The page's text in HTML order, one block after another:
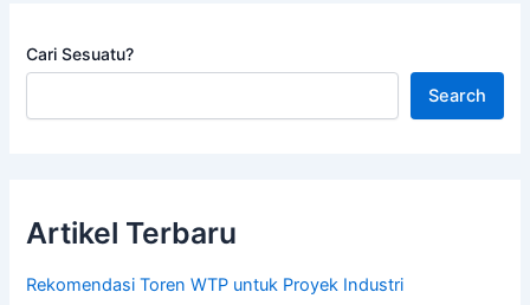
Cari Sesuatu?
Search
Artikel Terbaru
Rekomendasi Toren WTP untuk Proyek Industri